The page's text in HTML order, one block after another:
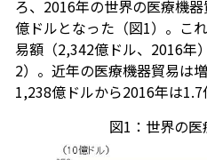
ろ、2016年の世界の医療機
億ドルとなった（図1）。こ
易額（2,342億ドル、2016年
2）。近年の医療機器貿易は
1,238億ドルから2016年は1.7
図1：世界の